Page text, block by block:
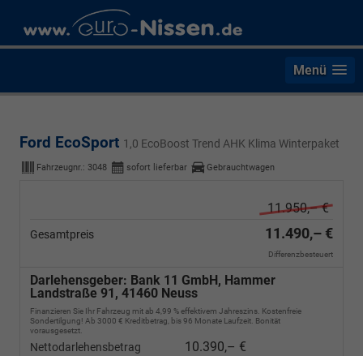
Menü
Ford EcoSport 1,0 EcoBoost Trend AHK Klima Winterpaket
Fahrzeugnr.: 3048 sofort lieferbar Gebrauchtwagen
11.950,– €
Gesamtpreis 11.490,– €
Differenzbesteuert
Darlehensgeber: Bank 11 GmbH, Hammer
Landstraße 91, 41460 Neuss
Finanzieren Sie Ihr Fahrzeug mit ab 4,99 % effektivem Jahreszins. Kostenfreie
Sondertilgung! Ab 3000 € Kreditbetrag, bis 96 Monate Laufzeit. Bonität
vorausgesetzt.
Nettodarlehensbetrag 10.390,– €